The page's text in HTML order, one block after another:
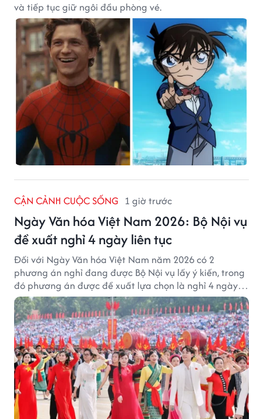
và tiếp tục giữ ngôi đầu phòng vé.
CẬN CẢNH CUỘC SỐNG 1 giờ trước
Ngày Văn hóa Việt Nam 2026: Bộ Nội vụ
đề xuất nghỉ 4 ngày liên tục
Đối với Ngày Văn hóa Việt Nam năm 2026 có 2
phương án nghỉ đang được Bộ Nội vụ lấy ý kiến, trong
đó phương án được đề xuất lựa chọn là nghỉ 4 ngày
liên tục từ 21/11 đến 24/11, đồng thời hoán đổi 1 ngày
làm việc sang thứ Bảy (28/11).